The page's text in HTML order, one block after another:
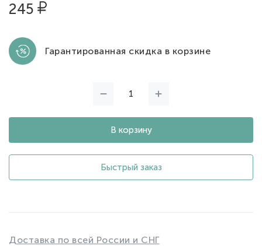
245
Гарантированная скидка в корзине
В корзину
Быстрый заказ
Доставка по всей России и СНГ